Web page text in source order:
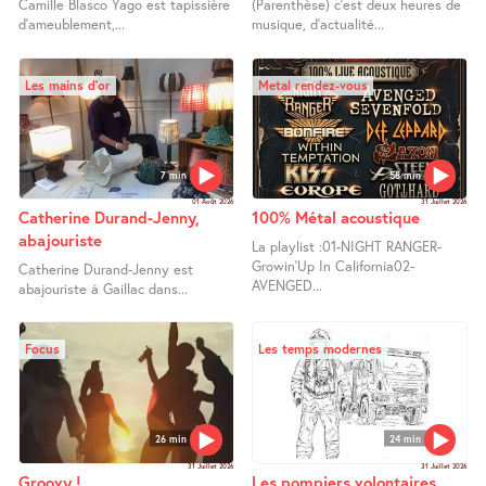
Camille Blasco Yago est tapissière
d’ameublement,...
(Parenthèse) c’est deux heures de
musique, d’actualité...
7 min
Les mains d’or
01 Août 2026
Catherine Durand-Jenny,
abajouriste
Catherine Durand-Jenny est
abajouriste à Gaillac dans...
58 min
Metal rendez-vous
31 Juillet 2026
100% Métal acoustique
La playlist :01-NIGHT RANGER-
Growin’Up In California02-
AVENGED...
26 min
Focus
31 Juillet 2026
Groovy !
24 min
Les temps modernes
31 Juillet 2026
Les pompiers volontaires